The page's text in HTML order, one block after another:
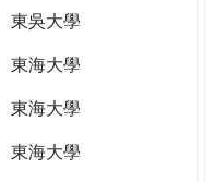
東吳大學
東海大學
東海大學
東海大學